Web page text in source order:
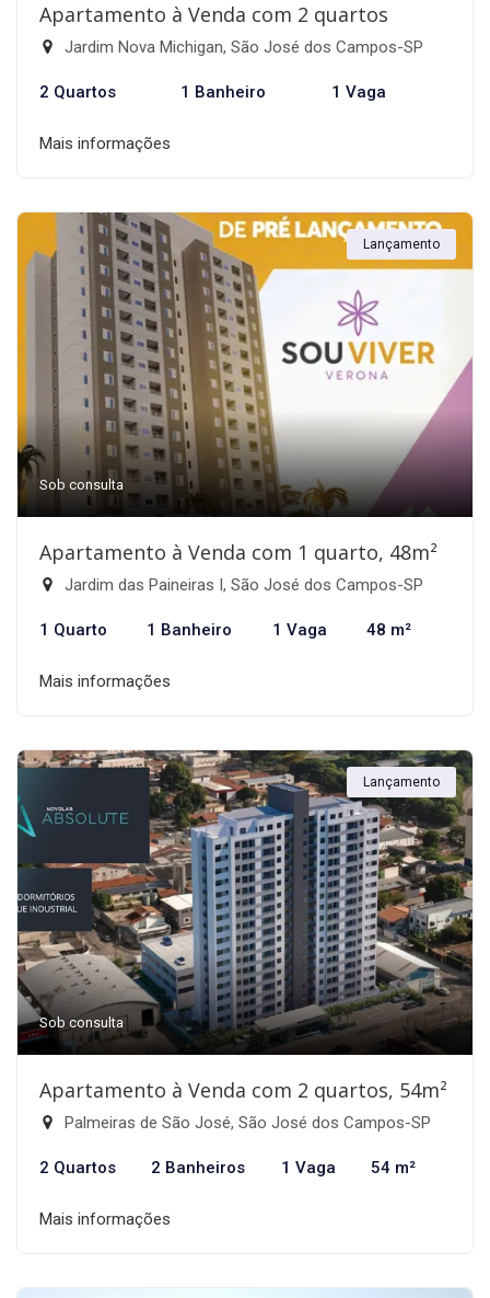
Apartamento à Venda com 2 quartos
Jardim Nova Michigan, São José dos Campos-SP
2 Quartos 1 Banheiro 1 Vaga
Mais informações
Lançamento
Sob consulta
Apartamento à Venda com 1 quarto, 48m²
Jardim das Paineiras I, São José dos Campos-SP
1 Quarto 1 Banheiro 1 Vaga 48 m²
Mais informações
Lançamento
Sob consulta
Apartamento à Venda com 2 quartos, 54m²
Palmeiras de São José, São José dos Campos-SP
2 Quartos 2 Banheiros 1 Vaga 54 m²
Mais informações